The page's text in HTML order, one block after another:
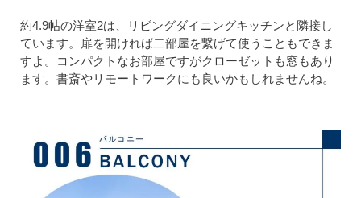
約4.9帖の洋室2は、リビングダイニングキッチンと隣接し
ています。扉を開ければ二部屋を繋げて使うこともできま
すよ。コンパクトなお部屋ですがクローゼットも窓もあり
ます。書斎やリモートワークにも良いかもしれませんね。